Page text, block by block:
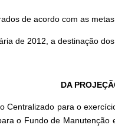
de acordo com as
de 2012, a destinação
DA
Centralizado para o
o Fundo de